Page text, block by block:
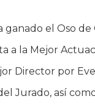
el Oso de
a la Mejor
Director por
Jurado, así